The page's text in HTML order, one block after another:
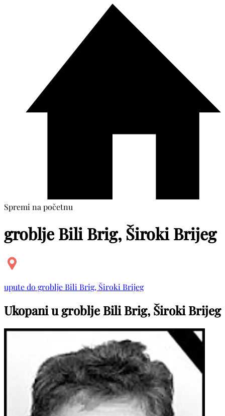
Spremi na početnu
groblje Bili Brig, Široki Brijeg
upute do groblje Bili Brig, Široki Brijeg
Ukopani u groblje Bili Brig, Široki Brijeg